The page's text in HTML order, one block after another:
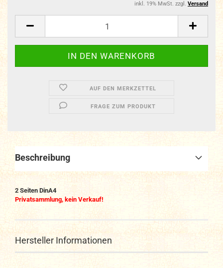
inkl. 19% MwSt. zzgl. Versand
AUF DEN MERKZETTEL
FRAGE ZUM PRODUKT
Beschreibung
2 Seiten DinA4
Privatsammlung, kein Verkauf!
Hersteller Informationen